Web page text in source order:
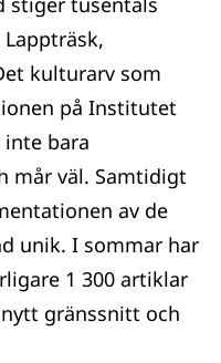
kulturarv som
på Institutet
bara
mår väl. Samtidigt
av de
unik. I sommar har
1 300 artiklar
gränssnitt och